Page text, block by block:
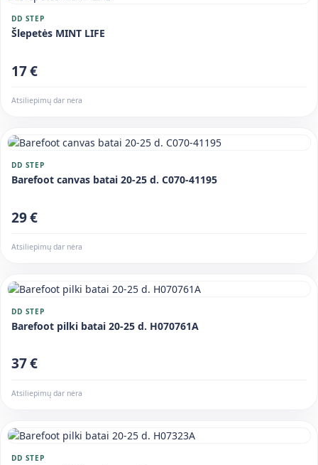
DD STEP
Šlepetės MINT LIFE
17 €
Atsiliepimų dar nėra
DD STEP
Barefoot canvas batai 20-25 d. C070-41195
29 €
Atsiliepimų dar nėra
DD STEP
Barefoot pilki batai 20-25 d. H070761A
37 €
Atsiliepimų dar nėra
DD STEP